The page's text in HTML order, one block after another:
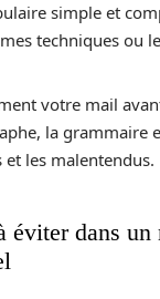
simple et
techniques ou
votre mail
la grammaire
les malentendus.
éviter dans un